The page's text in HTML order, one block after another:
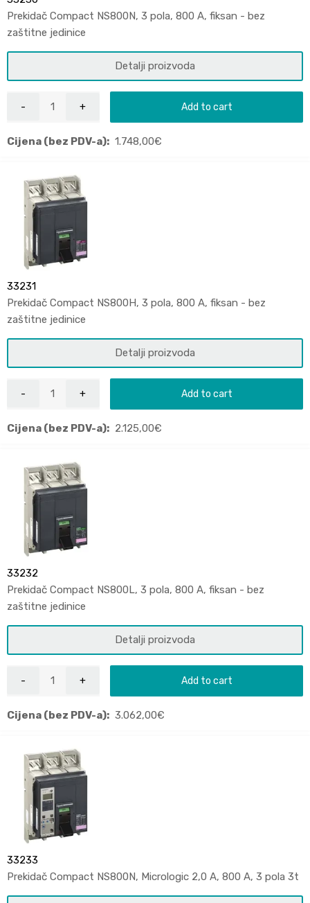
Prekidač Compact NS800N, 3 pola, 800 A, fiksan - bez
zaštitne jedinice
Detalji proizvoda
Add to cart
Cijena (bez PDV-a): 1.748,00€
33231
Prekidač Compact NS800H, 3 pola, 800 A, fiksan - bez
zaštitne jedinice
Detalji proizvoda
Add to cart
Cijena (bez PDV-a): 2.125,00€
33232
Prekidač Compact NS800L, 3 pola, 800 A, fiksan - bez
zaštitne jedinice
Detalji proizvoda
Add to cart
Cijena (bez PDV-a): 3.062,00€
33233
Prekidač Compact NS800N, Micrologic 2,0 A, 800 A, 3 pola 3t